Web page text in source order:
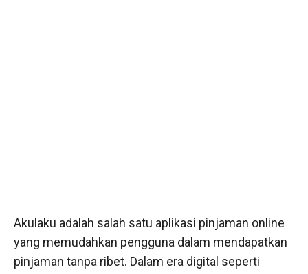
Akulaku adalah salah satu aplikasi pinjaman online
yang memudahkan pengguna dalam mendapatkan
pinjaman tanpa ribet. Dalam era digital seperti